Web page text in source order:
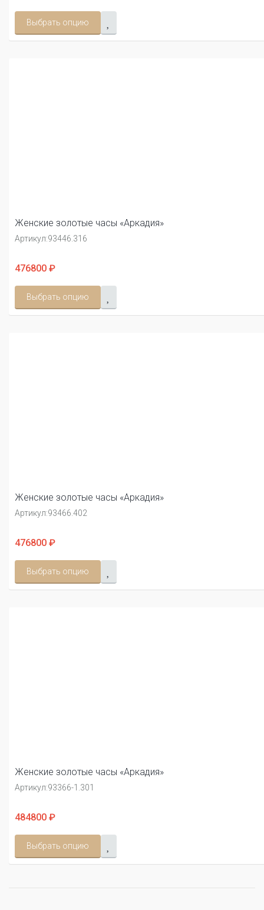
Выбрать опцию
Женские золотые часы «Аркадия»
Артикул:93446.316
476800 ₽
Выбрать опцию
Женские золотые часы «Аркадия»
Артикул:93466.402
476800 ₽
Выбрать опцию
Женские золотые часы «Аркадия»
Артикул:93366-1.301
484800 ₽
Выбрать опцию